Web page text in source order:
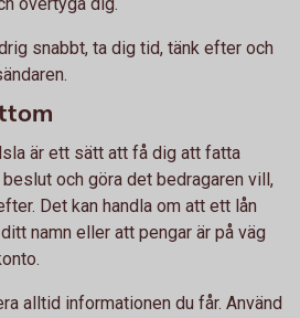
snabbt, ta dig tid, tänk efter och
är ett sätt att få dig att fatta
och göra det bedragaren vill,
Det kan handla om att ett lån
namn eller att pengar är på väg
alltid informationen du får. Använd